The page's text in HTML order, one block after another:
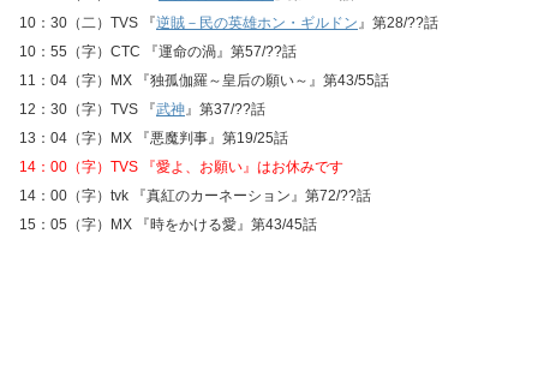
10：30（二）TVS 『逆賊－民の英雄ホン・ギルドン』第28/??話
10：55（字）CTC 『運命の渦』第57/??話
11：04（字）MX 『独孤伽羅～皇后の願い～』第43/55話
12：30（字）TVS 『武神』第37/??話
13：04（字）MX 『悪魔判事』第19/25話
14：00（字）TVS 『愛よ、お願い』はお休みです
14：00（字）tvk 『真紅のカーネーション』第72/??話
15：05（字）MX 『時をかける愛』第43/45話